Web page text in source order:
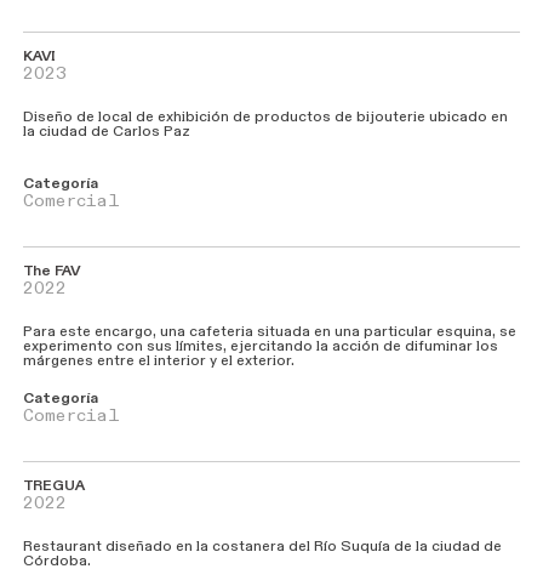
KAVI
2023
Diseño de local de exhibición de productos de bijouterie ubicado en
la ciudad de Carlos Paz
Categoría
Comercial
The FAV
2022
Para este encargo, una cafeteria situada en una particular esquina, se
experimento con sus límites, ejercitando la acción de difuminar los
márgenes entre el interior y el exterior.
Categoría
Comercial
TREGUA
2022
Restaurant diseñado en la costanera del Río Suquía de la ciudad de
Córdoba.